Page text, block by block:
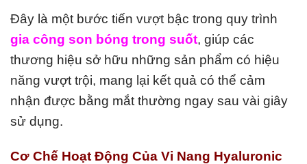
Đây là một bước tiến vượt bậc trong quy trình
gia công son bóng trong suốt, giúp các
thương hiệu sở hữu những sản phẩm có hiệu
năng vượt trội, mang lại kết quả có thể cảm
nhận được bằng mắt thường ngay sau vài giây
sử dụng.
Cơ Chế Hoạt Động Của Vi Nang Hyaluronic